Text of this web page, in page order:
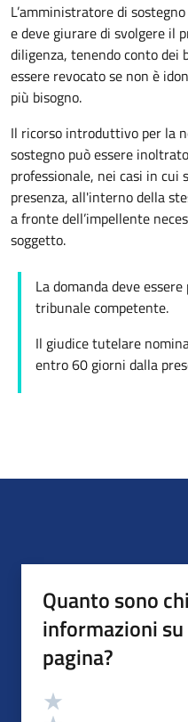
L’amministratore di
e deve giurare di svolgere il
diligenza, tenendo conto dei
essere revocato se non è
più bisogno.
Il ricorso introduttivo per la
sostegno può essere
professionale, nei casi in
presenza, all'interno della
a fronte dell’impellente
soggetto.
La domanda deve
tribunale competente.
Il giudice tutelare
entro 60 giorni dalla
Quanto sono
informazioni
pagina?
Valutazione